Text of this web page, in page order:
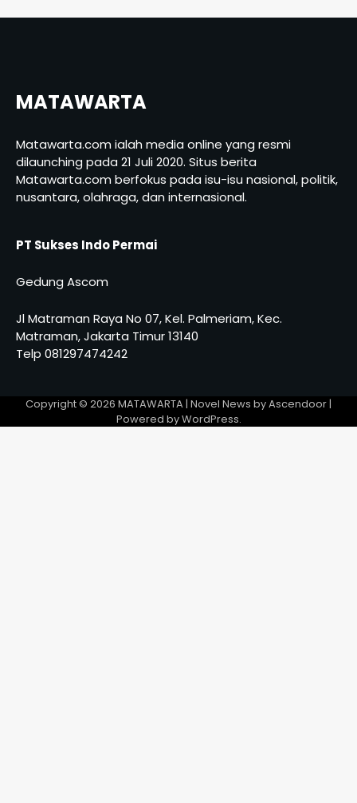
MATAWARTA
Matawarta.com ialah media online yang resmi
dilaunching pada 21 Juli 2020. Situs berita
Matawarta.com berfokus pada isu-isu nasional, politik,
nusantara, olahraga, dan internasional.
PT Sukses Indo Permai
Gedung Ascom
Jl Matraman Raya No 07, Kel. Palmeriam, Kec.
Matraman, Jakarta Timur 13140
Telp 081297474242
Copyright © 2026 MATAWARTA | Novel News byAscendoor|
Powered byWordPress.